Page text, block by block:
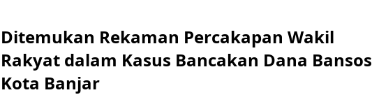
Ditemukan Rekaman Percakapan Wakil
Rakyat dalam Kasus Bancakan Dana Bansos
Kota Banjar